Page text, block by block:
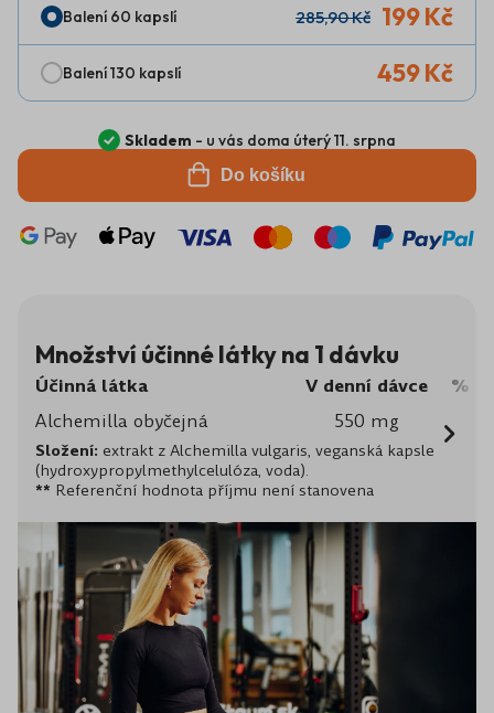
Balení 60 kapslí
285,90 Kč 199 Kč
Balení 130 kapslí 459 Kč
Do košíku
Skladem - u vás doma úterý 11. srpna
Množství účinné látky na 1 dávku
Účinná látka V denní dávce
%
Alchemilla obyčejná
550 mg
Složení: extrakt z Alchemilla vulgaris, veganská kapsle
(hydroxypropylmethylcelulóza, voda).
** Referenční hodnota příjmu není stanovena